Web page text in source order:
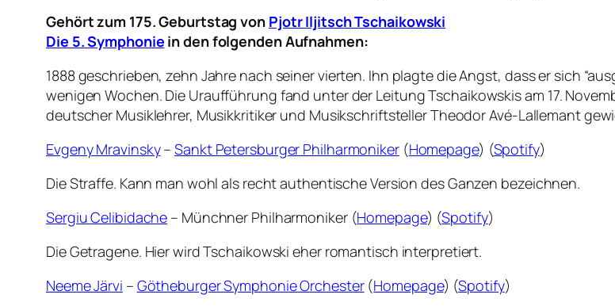
Gehört zum 175. Geburtstag von Pjotr Iljitsch Tschaikowski
Die 5. Symphonie in den folgenden Aufnahmen:
1888 geschrieben, zehn Jahre nach seiner vierten. Ihn plagte die Angst, dass er sich
wenigen Wochen. Die Uraufführung fand unter der Leitung Tschaikowskis am 17.
deutscher Musiklehrer, Musikkritiker und Musikschriftsteller Theodor Avé-Lallemant
Evgeny Mravinsky–Sankt Petersburger Philharmoniker(Homepage) (Spotify)
Die Straffe. Kann man wohl als recht authentische Version des Ganzen bezeichnen.
Sergiu Celibidache – Münchner Philharmoniker (Homepage) (Spotify)
Die Getragene. Hier wird Tschaikowski eher romantisch interpretiert.
Neeme Järvi – Götheburger Symphonie Orchester(Homepage) (Spotify)